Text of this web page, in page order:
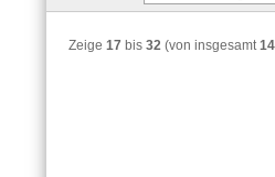
Zeige 17 bis 32 (von insgesamt